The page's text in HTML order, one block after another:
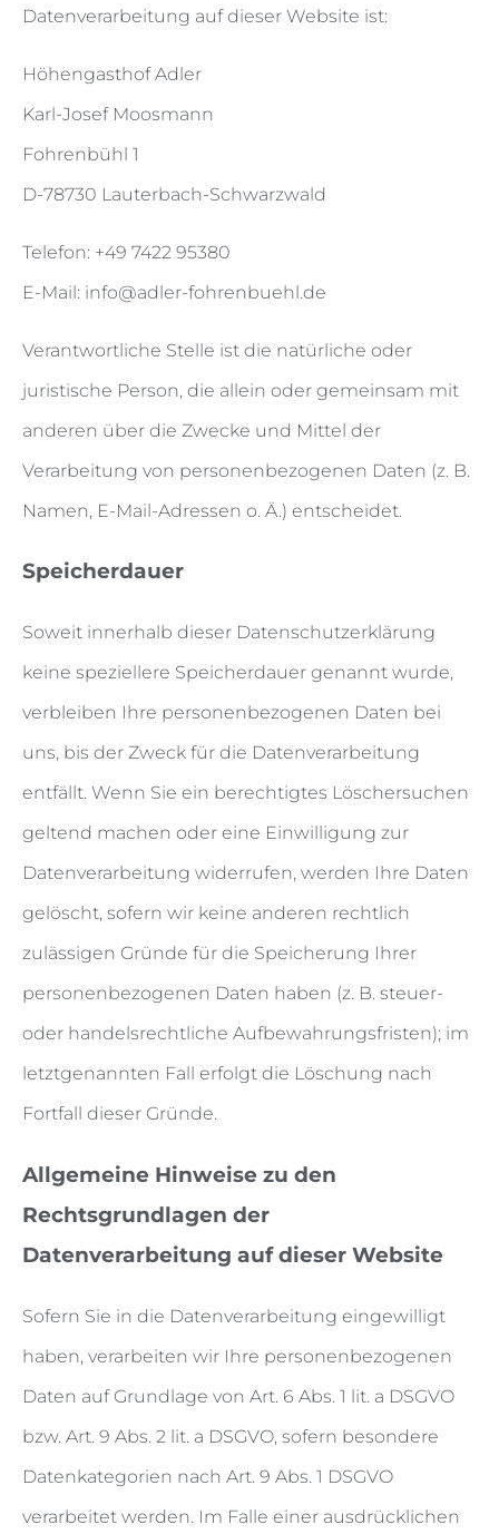
Datenverarbeitung auf dieser Website ist:
Höhengasthof Adler
Karl-Josef Moosmann
Fohrenbühl 1
D-78730 Lauterbach-Schwarzwald
Telefon: +49 7422 95380
E-Mail: info@adler-fohrenbuehl.de
Verantwortliche Stelle ist die natürliche oder
juristische Person, die allein oder gemeinsam mit
anderen über die Zwecke und Mittel der
Verarbeitung von personenbezogenen Daten (z. B.
Namen, E-Mail-Adressen o. Ä.) entscheidet.
Speicherdauer
Soweit innerhalb dieser Datenschutzerklärung
keine speziellere Speicherdauer genannt wurde,
verbleiben Ihre personenbezogenen Daten bei
uns, bis der Zweck für die Datenverarbeitung
entfällt. Wenn Sie ein berechtigtes Löschersuchen
geltend machen oder eine Einwilligung zur
Datenverarbeitung widerrufen, werden Ihre Daten
gelöscht, sofern wir keine anderen rechtlich
zulässigen Gründe für die Speicherung Ihrer
personenbezogenen Daten haben (z. B. steuer-
oder handelsrechtliche Aufbewahrungsfristen); im
letztgenannten Fall erfolgt die Löschung nach
Fortfall dieser Gründe.
Allgemeine Hinweise zu den
Rechtsgrundlagen der
Datenverarbeitung auf dieser Website
Sofern Sie in die Datenverarbeitung eingewilligt
haben, verarbeiten wir Ihre personenbezogenen
Daten auf Grundlage von Art. 6 Abs. 1 lit. a DSGVO
bzw. Art. 9 Abs. 2 lit. a DSGVO, sofern besondere
Datenkategorien nach Art. 9 Abs. 1 DSGVO
verarbeitet werden. Im Falle einer ausdrücklichen